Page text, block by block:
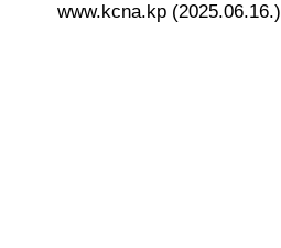
www.kcna.kp (2025.06.16.)